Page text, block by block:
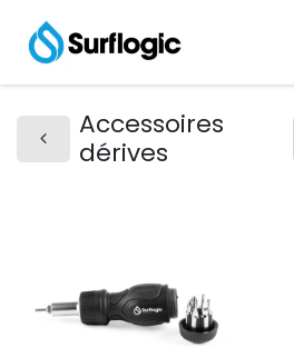
Accessoires
dérives